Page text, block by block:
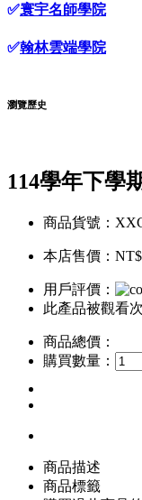
✅寰宇名師學院
✅翰林雲端學院
瀏覽歷史
114學年下學
商品貨號：
本店售價：
用戶評價：
此產品被觀看
商品總價：
購買數量：
商品描述
商品標籤